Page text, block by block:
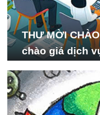
THƯ MỜI
chào giá dịch
Nghiên cứu
hội_ISDS)